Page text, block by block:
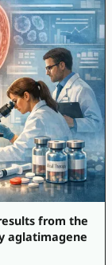
from the
aglatimagene